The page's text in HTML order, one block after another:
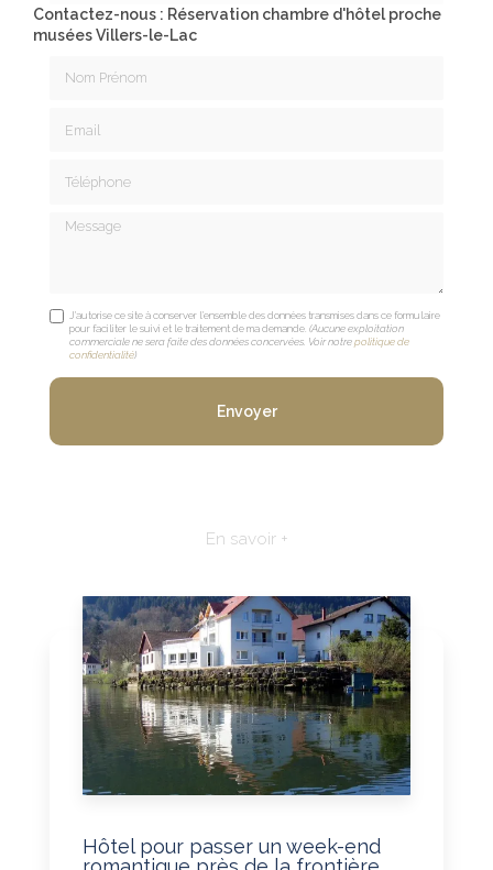
Contactez-nous : Réservation chambre d'hôtel proche
musées Villers-le-Lac
Message
J'autorise ce site à conserver l'ensemble des données transmises dans ce formulaire
pour faciliter le suivi et le traitement de ma demande.(Aucune exploitation
commerciale ne sera faite des données concervées. Voir notrepolitique de
confidentialité)
En savoir +
Hôtel pour passer un week-end